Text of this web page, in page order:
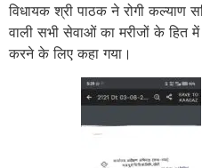
विधायक श्री पाठक ने रोगी कल्याण
वाली सभी सेवाओं का मरीजों के हित
करने के लिए कहा गया।